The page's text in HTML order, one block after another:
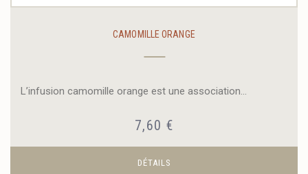
CAMOMILLE ORANGE
L’infusion camomille orange est une association...
7,60 €
DÉTAILS